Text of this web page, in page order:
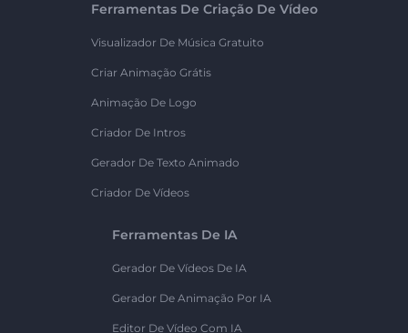
Ferramentas De Criação De Vídeo
Visualizador De Música Gratuito
Criar Animação Grátis
Animação De Logo
Criador De Intros
Gerador De Texto Animado
Criador De Vídeos
Ferramentas De IA
Gerador De Vídeos De IA
Gerador De Animação Por IA
Editor De Vídeo Com IA